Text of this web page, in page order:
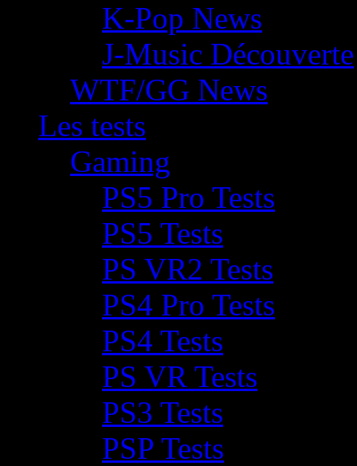
K-Pop News
J-Music Découverte
WTF/GG News
Les tests
Gaming
PS5 Pro Tests
PS5 Tests
PS VR2 Tests
PS4 Pro Tests
PS4 Tests
PS VR Tests
PS3 Tests
PSP Tests